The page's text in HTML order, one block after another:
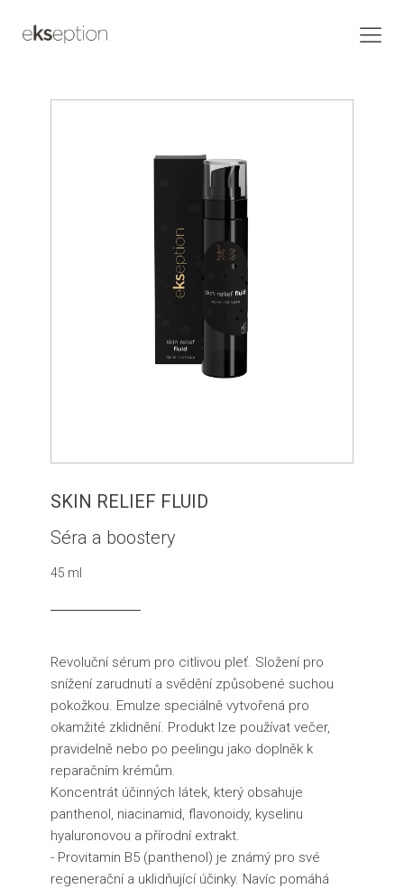
SKIN RELIEF FLUID
Séra a boostery
45 ml
Revoluční sérum pro citlivou pleť. Složení pro
snížení zarudnutí a svědění způsobené suchou
pokožkou. Emulze speciálně vytvořená pro
okamžité zklidnění. Produkt lze používat večer,
pravidelně nebo po peelingu jako doplněk k
reparačním krémům.
Koncentrát účinných látek, který obsahuje
panthenol, niacinamid, flavonoidy, kyselinu
hyaluronovou a přírodní extrakt.
- Provitamin B5 (panthenol) je známý pro své
regenerační a uklidňující účinky. Navíc pomáhá